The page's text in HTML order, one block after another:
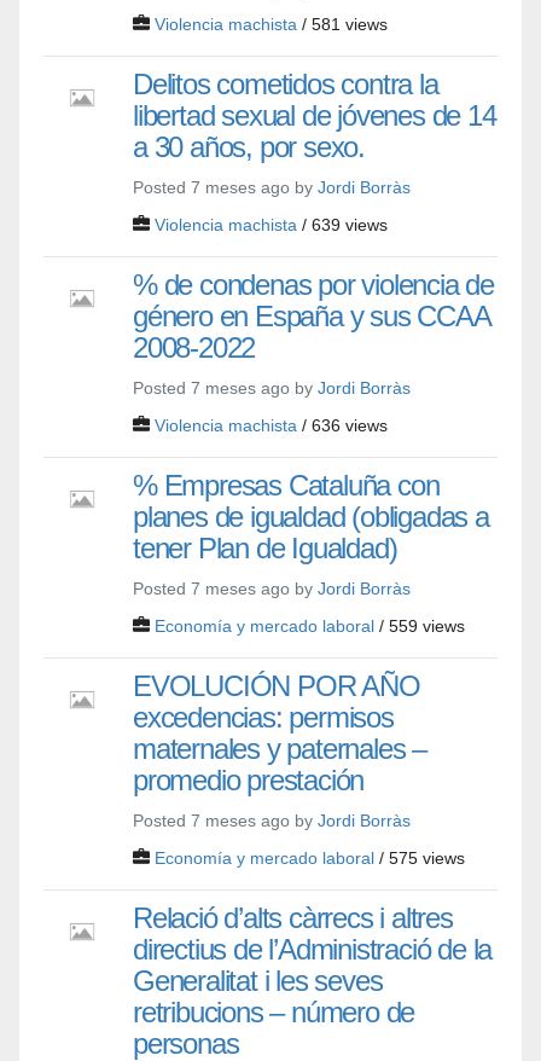
Violencia machista / 581 views
Delitos cometidos contra la
libertad sexual de jóvenes de 14
a 30 años, por sexo.
Posted 7 meses ago by Jordi Borràs
Violencia machista / 639 views
% de condenas por violencia de
género en España y sus CCAA
2008-2022
Posted 7 meses ago by Jordi Borràs
Violencia machista / 636 views
% Empresas Cataluña con
planes de igualdad (obligadas a
tener Plan de Igualdad)
Posted 7 meses ago by Jordi Borràs
Economía y mercado laboral / 559 views
EVOLUCIÓN POR AÑO
excedencias: permisos
maternales y paternales –
promedio prestación
Posted 7 meses ago by Jordi Borràs
Economía y mercado laboral / 575 views
Relació d’alts càrrecs i altres
directius de l’Administració de la
Generalitat i les seves
retribucions – número de
personas